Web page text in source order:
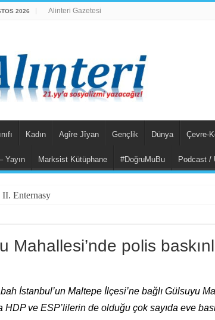
2026 Alinteri Gazetesi
Kadın Agîre Jîyan Gençlik Dünya Çevre-
Yayın Marksist Kütüphane #DoğruMuBu Podcast /
II. Enternasyonal’in Sosyali
Mahallesi’nde polis
İstanbul’un Maltepe İlçesi’ne bağlı Gülsuyu
HDP ve ESP’lilerin de olduğu çok sayıda eve